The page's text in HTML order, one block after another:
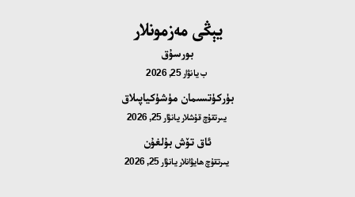
يېڭى مەزمونلار
بورسۇق
بيانۋار 25, 2026
بۈركۈتسىمان مۈشۈكياپىلاق
يىرتقۇچ قۇشلار يانۋار 25, 2026
ئاق تۆش بۇلغۇن
يىرتقۇچ ھايۋانلار يانۋار 25, 2026